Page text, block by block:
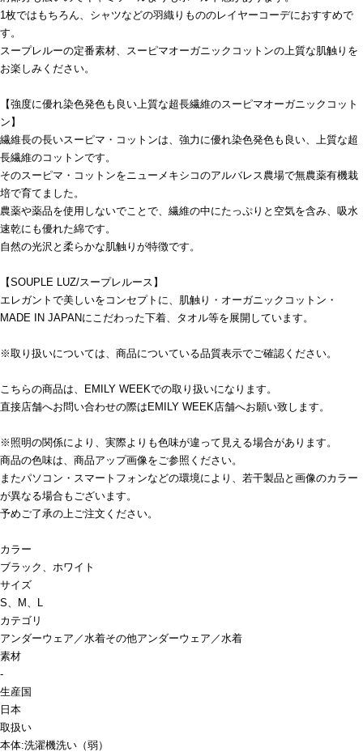
1枚ではもちろん、シャツなどの羽織りもののレイヤーコーデにおすすめで
す。
スープレルーの定番素材、スーピマオーガニックコットンの上質な肌触りを
お楽しみください。
【強度に優れ染色発色も良い上質な超長繊維のスーピマオーガニックコット
ン】
繊維長の長いスーピマ・コットンは、強力に優れ染色発色も良い、上質な超
長繊維のコットンです。
そのスーピマ・コットンをニューメキシコのアルバレス農場で無農薬有機栽
培で育てました。
農薬や薬品を使用しないでことで、繊維の中にたっぷりと空気を含み、吸水
速乾にも優れた綿です。
自然の光沢と柔らかな肌触りが特徴です。
【SOUPLE LUZ/スープレルース】
エレガントで美しいをコンセプトに、肌触り・オーガニックコットン・
MADE IN JAPANにこだわった下着、タオル等を展開しています。
※取り扱いについては、商品についている品質表示でご確認ください。
こちらの商品は、EMILY WEEKでの取り扱いになります。
直接店舗へお問い合わせの際はEMILY WEEK店舗へお願い致します。
※照明の関係により、実際よりも色味が違って見える場合があります。
商品の色味は、商品アップ画像をご参照ください。
またパソコン・スマートフォンなどの環境により、若干製品と画像のカラー
が異なる場合もございます。
予めご了承の上ご注文ください。
カラー
ブラック、ホワイト
サイズ
S、M、L
カテゴリ
アンダーウェア／水着その他アンダーウェア／水着
素材
-
生産国
日本
取扱い
本体:洗濯機洗い（弱）